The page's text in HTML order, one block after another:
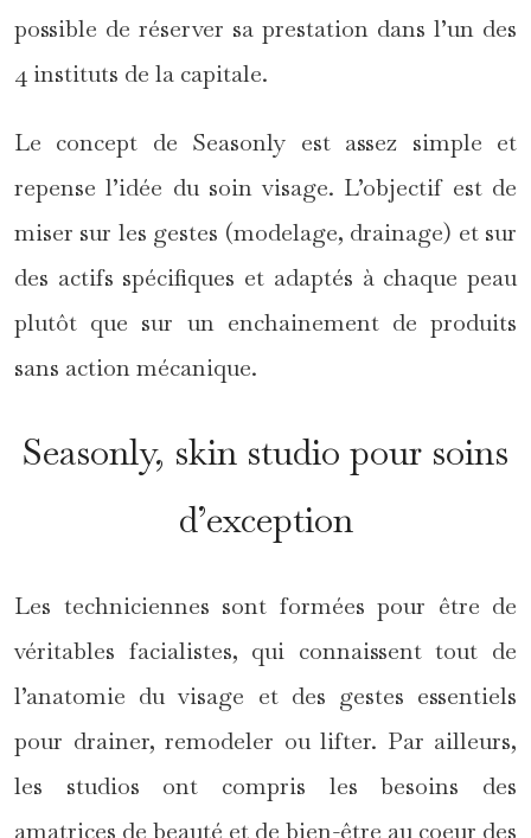
possible de réserver sa prestation dans l’un des
4 instituts de la capitale.
Le concept de Seasonly est assez simple et
repense l’idée du soin visage. L’objectif est de
miser sur les gestes (modelage, drainage) et sur
des actifs spécifiques et adaptés à chaque peau
plutôt que sur un enchainement de produits
sans action mécanique.
Seasonly, skin studio pour soins
d’exception
Les techniciennes sont formées pour être de
véritables facialistes, qui connaissent tout de
l’anatomie du visage et des gestes essentiels
pour drainer, remodeler ou lifter. Par ailleurs,
les studios ont compris les besoins des
amatrices de beauté et de bien-être au coeur des